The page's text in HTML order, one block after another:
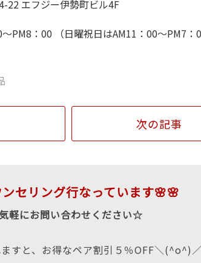
22 エフジー伊勢町ビル4F
PM8：00 （日曜祝日はAM11：00～PM7：
次の記事
セリング行なっています🌸🌸
軽にお問い合わせください☆
すと、お得なペア割引５％OFF＼(^o^)